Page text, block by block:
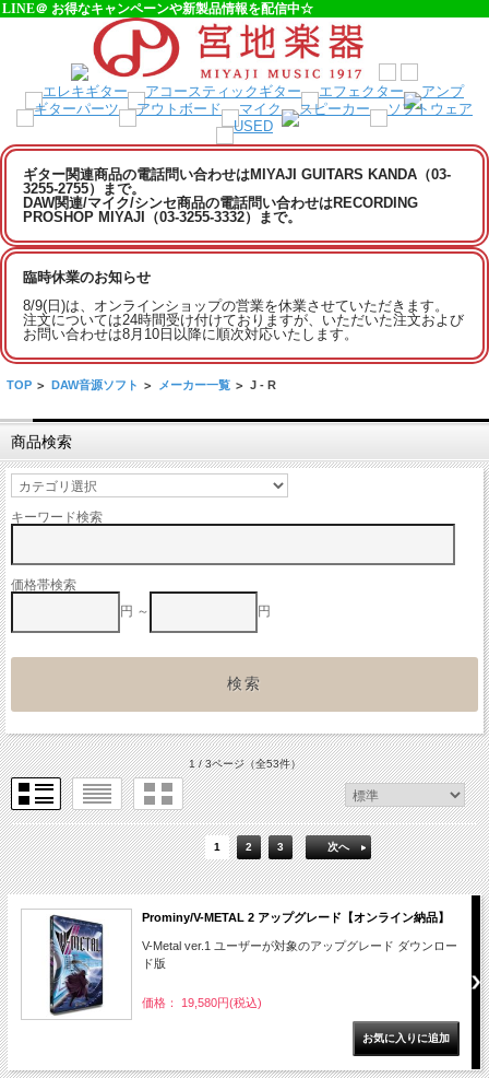
LINE＠ お得なキャンペーンや新製品情報を配信中☆
ギター関連商品の電話問い合わせはMIYAJI GUITARS KANDA（03-
3255-2755）まで。
DAW関連/マイク/シンセ商品の電話問い合わせはRECORDING
PROSHOP MIYAJI（03-3255-3332）まで。
臨時休業のお知らせ
8/9(日)は、オンラインショップの営業を休業させていただきます。
注文については24時間受け付けておりますが、いただいた注文および
お問い合わせは8月10日以降に順次対応いたします。
TOP > DAW音源ソフト > メーカー一覧 > J - R
商品検索
キーワード検索
価格帯検索
円 ～
円
1 / 3ページ（全53件）
1 2 3 次へ
Prominy/V-METAL 2 アップグレード【オンライン納品】
V-Metal ver.1 ユーザーが対象のアップグレード ダウンロー
ド版
価格： 19,580円(税込)